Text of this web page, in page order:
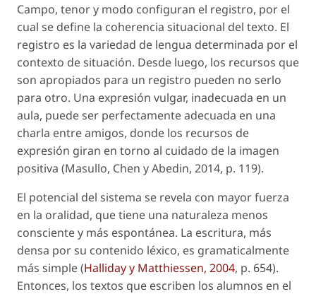
Campo, tenor y modo configuran el registro, por el
cual se define la coherencia situacional del texto. El
registro es la variedad de lengua determinada por el
contexto de situación. Desde luego, los recursos que
son apropiados para un registro pueden no serlo
para otro. Una expresión vulgar, inadecuada en un
aula, puede ser perfectamente adecuada en una
charla entre amigos, donde los recursos de
expresión giran en torno al cuidado de la imagen
positiva (Masullo, Chen y Abedin, 2014, p. 119).
El potencial del sistema se revela con mayor fuerza
en la oralidad, que tiene una naturaleza menos
consciente y más espontánea. La escritura, más
densa por su contenido léxico, es gramaticalmente
más simple (Halliday y Matthiessen, 2004, p. 654).
Entonces, los textos que escriben los alumnos en el